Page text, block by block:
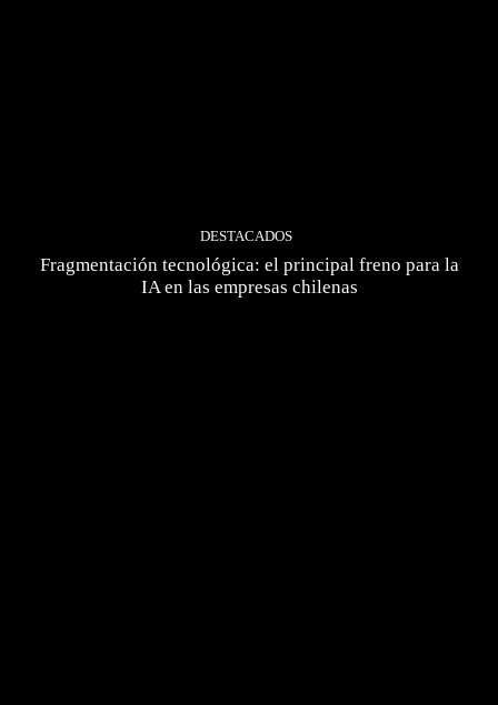
DESTACADOS
Fragmentación tecnológica: el principal freno para la
IA en las empresas chilenas